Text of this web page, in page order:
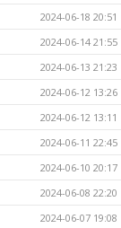
2024-06-18 20:51
2024-06-14 21:55
2024-06-13 21:23
2024-06-12 13:26
2024-06-12 13:11
2024-06-11 22:45
2024-06-10 20:17
2024-06-08 22:20
2024-06-07 19:08